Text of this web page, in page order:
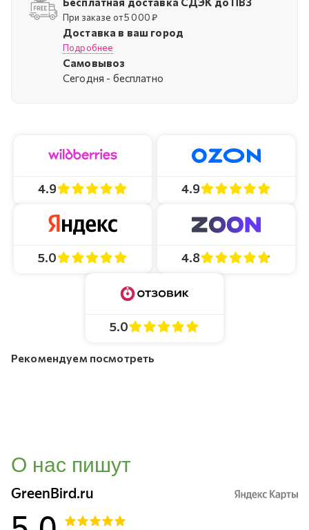
При заказе от 5 000 ₽
Доставка в ваш город
Подробнее
Самовывоз
Cегодня - бесплатно
4.9 4.9
5.0 4.8
5.0
Рекомендуем посмотреть
О нас пишут